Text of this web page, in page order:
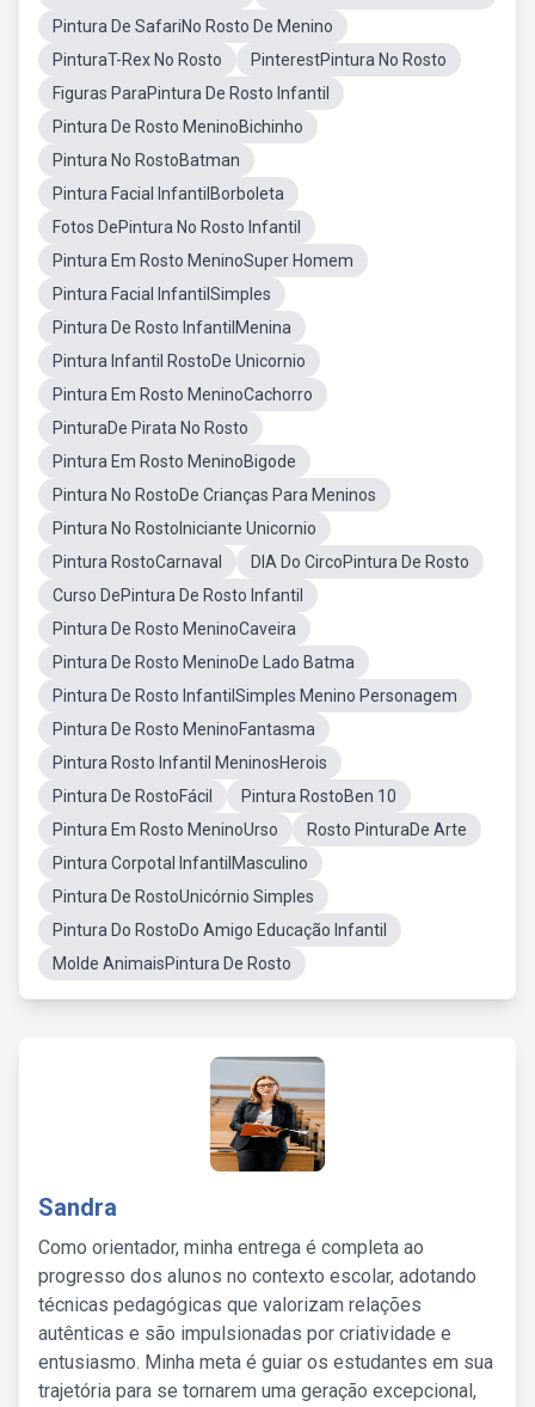
Pintura De SafariNo Rosto De Menino
PinturaT-Rex No Rosto
PinterestPintura No Rosto
Figuras ParaPintura De Rosto Infantil
Pintura De Rosto MeninoBichinho
Pintura No RostoBatman
Pintura Facial InfantilBorboleta
Fotos DePintura No Rosto Infantil
Pintura Em Rosto MeninoSuper Homem
Pintura Facial InfantilSimples
Pintura De Rosto InfantilMenina
Pintura Infantil RostoDe Unicornio
Pintura Em Rosto MeninoCachorro
PinturaDe Pirata No Rosto
Pintura Em Rosto MeninoBigode
Pintura No RostoDe Crianças Para Meninos
Pintura No RostoIniciante Unicornio
Pintura RostoCarnaval
DIA Do CircoPintura De Rosto
Curso DePintura De Rosto Infantil
Pintura De Rosto MeninoCaveira
Pintura De Rosto MeninoDe Lado Batma
Pintura De Rosto InfantilSimples Menino Personagem
Pintura De Rosto MeninoFantasma
Pintura Rosto Infantil MeninosHerois
Pintura De RostoFácil
Pintura RostoBen 10
Pintura Em Rosto MeninoUrso
Rosto PinturaDe Arte
Pintura Corpotal InfantilMasculino
Pintura De RostoUnicórnio Simples
Pintura Do RostoDo Amigo Educação Infantil
Molde AnimaisPintura De Rosto
Sandra
Como orientador, minha entrega é completa ao
progresso dos alunos no contexto escolar, adotando
técnicas pedagógicas que valorizam relações
autênticas e são impulsionadas por criatividade e
entusiasmo. Minha meta é guiar os estudantes em sua
trajetória para se tornarem uma geração excepcional,